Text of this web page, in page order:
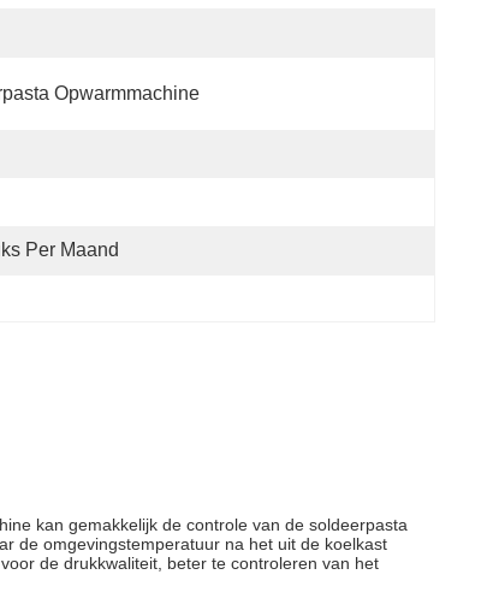
Opwarmmachine
Per Maand
kan gemakkelijk de controle van de soldeerpasta
de omgevingstemperatuur na het uit de koelkast
de drukkwaliteit, beter te controleren van het